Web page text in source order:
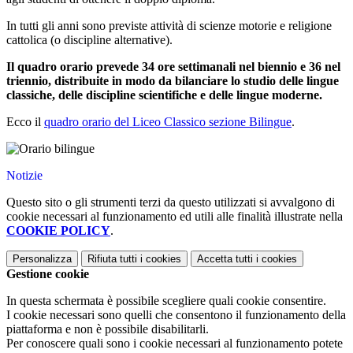
In tutti gli anni sono previste attività di scienze motorie e religione
cattolica (o discipline alternative).
Il quadro orario prevede 34 ore settimanali nel biennio e 36 nel
triennio, distribuite in modo da bilanciare lo studio delle lingue
classiche, delle discipline scientifiche e delle lingue moderne.
Ecco il quadro orario del Liceo Classico sezione Bilingue.
Notizie
Questo sito o gli strumenti terzi da questo utilizzati si avvalgono di
cookie necessari al funzionamento ed utili alle finalità illustrate nella
COOKIE POLICY.
Personalizza Rifiuta tutti i cookies Accetta tutti i cookies
Gestione cookie
In questa schermata è possibile scegliere quali cookie consentire.
I cookie necessari sono quelli che consentono il funzionamento della
piattaforma e non è possibile disabilitarli.
Per conoscere quali sono i cookie necessari al funzionamento potete